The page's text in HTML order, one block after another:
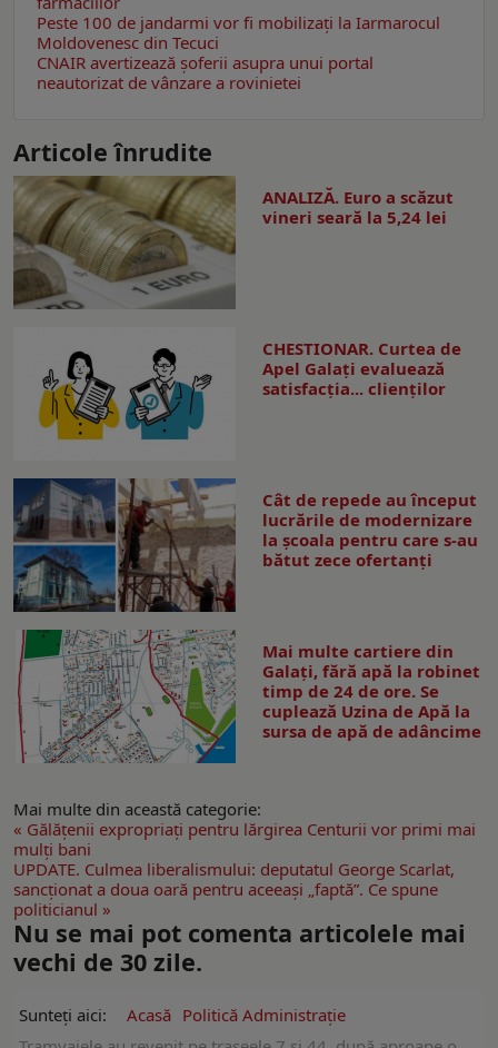
Peste 100 de jandarmi vor fi mobilizați la Iarmarocul
Moldovenesc din Tecuci
CNAIR avertizează șoferii asupra unui portal
neautorizat de vânzare a rovinietei
Articole înrudite
ANALIZĂ. Euro a scăzut
vineri seară la 5,24 lei
CHESTIONAR. Curtea de
Apel Galați evaluează
satisfacția... clienților
Cât de repede au început
lucrările de modernizare
la şcoala pentru care s-au
bătut zece ofertanţi
Mai multe cartiere din
Galați, fără apă la robinet
timp de 24 de ore. Se
cuplează Uzina de Apă la
sursa de apă de adâncime
Mai multe din această categorie:
« Gălăţenii expropriați pentru lărgirea Centurii vor primi mai
mulți bani
UPDATE. Culmea liberalismului: deputatul George Scarlat,
sancţionat a doua oară pentru aceeaşi „faptă”. Ce spune
politicianul »
Nu se mai pot comenta articolele mai
vechi de 30 zile.
Sunteți aici: Acasă Politică Administrație